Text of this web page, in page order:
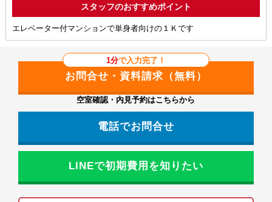
ポイント
エレベーター付マンションで単身者向けの１Ｋです
1分で入力完了！
空室確認・内見予約はこちらから
電話でお問合せ
LINEで初期費用を知りたい